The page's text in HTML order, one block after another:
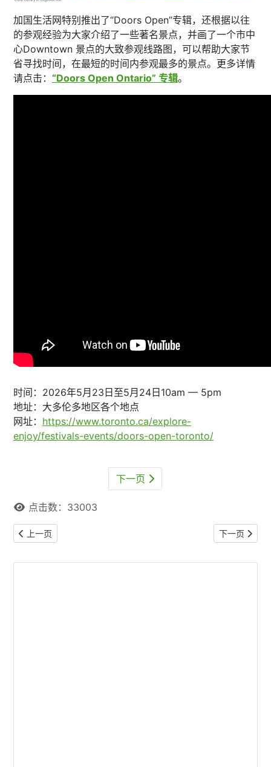
加国生活网特别推出了“Doors Open”专辑，还根据以往
的参观经验为大家介绍了一些著名景点，并画了一个市中
心Downtown 景点的大致参观线路图，可以帮助大家节
省寻找时间，在最短的时间内参观最多的景点。更多详情
请点击： “Doors Open Ontario” 专辑。
时间：2026年5月23日至5月24日10am — 5pm
地址：大多伦多地区各个地点
网址： https://www.toronto.ca/explore-
enjoy/festivals-events/doors-open-toronto/
下一页
点击数：33003
上一篇文章: 【本网专稿】多伦多周末好去处（2026年5月29日至
上一页 下一篇文章:
下一页